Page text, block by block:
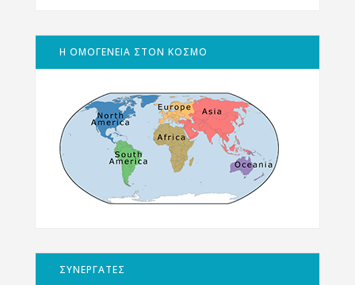
Η ΟΜΟΓΕΝΕΙΑ ΣΤΟΝ ΚΟΣΜΟ
ΣΥΝΕΡΓΑΤΕΣ